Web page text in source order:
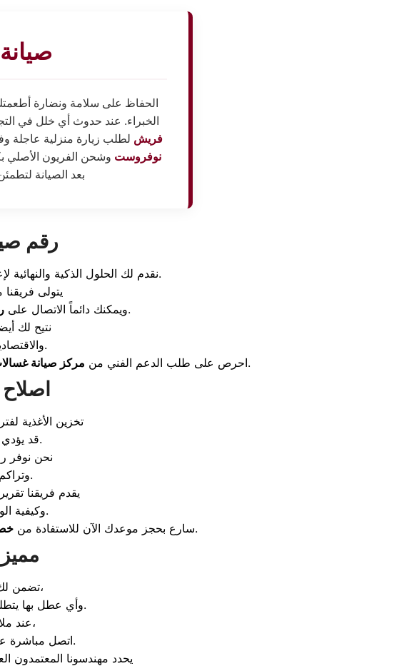
الحفاظ على سلامة ونضارة
الخبراء. عند حدوث أي خلل في
فريش لطلب زيارة منزلية عاجلة
نوفروست وشحن الفريون الأصلي
بعد الصيانة
رقم
نقدم لك الحلول الذكية والنهائية لإعادة غسالتك إلى العمل بكفاءتها المعهودة دون أي اهتزاز أو ضوضاء مزعجة.
يتولى
ويمكنك دائماً الاتصال علىالمتاح لاستقبال البلاغات على مدار الساعة.
نتيح لك
والاقتصادية قبل البدء في العمل لتجنب أي مصاريف مفاجئة.
احرص على طلب الدعم الفني من مركز صيانة لضمان تركيب قطع الغيار الأصلية والحصول على شهادة ضمان تحمي جهازك.
تخزين الأغذية
قد يؤدي إلى تلف المخزون بالكامل وإرباك ميزانية المنزل.
نحن نوفر
.
يقدم فريقنا
وكيفية الوقاية منها عبر التهوية الجيدة وتنظيف المكثف دورياً.
سارع بحجز موعدك الآن للاستفادة منالدورية المتاحة لعملائنا داخل الإسكندرية هذا الشهر.
تضمن لك أجهزة التكييف المنزلية جواً معتدلاً ونقياً بالمنزل،
وأي عطل بها يتطلب فحصاً سريعاً لحماية الضاغط والقطع الداخلية من التلف.
عند ملاحظة ضعف التبريد أو تسريب مياه داخل الغرفة،
اتصل مباشرةلطلب زيارة منزلية عاجلة.
يحدد مهندسونا المعتمدون